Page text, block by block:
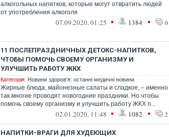
алкогольных напитков, которые могут отвратить людей
от употребления алкоголя
07.09.2020, 01:25 • 1384 • 0
11 ПОСЛЕПРАЗДНИЧНЫХ ДЕТОКС-НАПИТКОВ,
ЧТОБЫ ПОМОЧЬ СВОЕМУ ОРГАНИЗМУ И
УЛУЧШИТЬ РАБОТУ ЖКХ
Категорія: Новини здоров'я: останні медичні новини
Жирные блюда, майонезные салаты и сладкое, – именно
так многие проводят новогодние праздники. Но чтобы
помочь своему организму и улучшить работу ЖКХ п...
02.01.2020, 11:48 • 1082 • 2
НАПИТКИ-ВРАГИ ДЛЯ ХУДЕЮЩИХ